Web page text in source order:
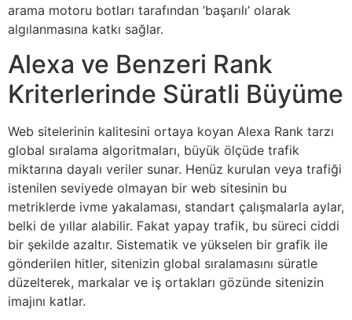
arama motoru botları tarafından ‘başarılı’ olarak
algılanmasına katkı sağlar.
Alexa ve Benzeri Rank
Kriterlerinde Süratli Büyüme
Web sitelerinin kalitesini ortaya koyan Alexa Rank tarzı
global sıralama algoritmaları, büyük ölçüde trafik
miktarına dayalı veriler sunar. Henüz kurulan veya trafiği
istenilen seviyede olmayan bir web sitesinin bu
metriklerde ivme yakalaması, standart çalışmalarla aylar,
belki de yıllar alabilir. Fakat yapay trafik, bu süreci ciddi
bir şekilde azaltır. Sistematik ve yükselen bir grafik ile
gönderilen hitler, sitenizin global sıralamasını süratle
düzelterek, markalar ve iş ortakları gözünde sitenizin
imajını katlar.